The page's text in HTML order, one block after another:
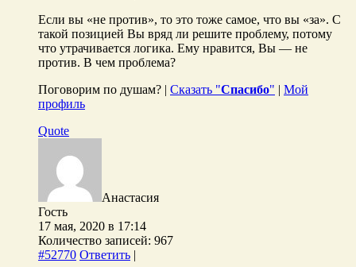
Если вы «не против», то это тоже самое, что вы «за». С
такой позицией Вы вряд ли решите проблему, потому
что утрачивается логика. Ему нравится, Вы — не
против. В чем проблема?
Поговорим по душам? | Сказать "Спасибо" | Мой
профиль
Quote
Анастасия
Гость
17 мая, 2020 в 17:14
Количество записей: 967
#52770 Ответить |